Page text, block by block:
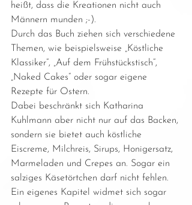
heißt, dass die Kreationen nicht auch
Männern munden ;-).
Durch das Buch ziehen sich verschiedene
Themen, wie beispielsweise „Köstliche
Klassiker“, „Auf dem Frühstückstisch“,
„Naked Cakes“ oder sogar eigene
Rezepte für Ostern.
Dabei beschränkt sich Katharina
Kuhlmann aber nicht nur auf das Backen,
sondern sie bietet auch köstliche
Eiscreme, Milchreis, Sirups, Honigersatz,
Marmeladen und Crepes an. Sogar ein
salziges Käsetörtchen darf nicht fehlen.
Ein eigenes Kapitel widmet sich sogar